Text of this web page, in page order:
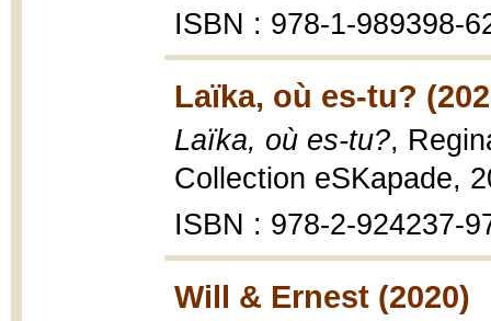
ISBN : 978-1-989398-
Laïka, où es-tu?
Laïka, où es-tu?,
Collection eSKapade,
ISBN : 978-2-924237-
Will & Ernest (2020)